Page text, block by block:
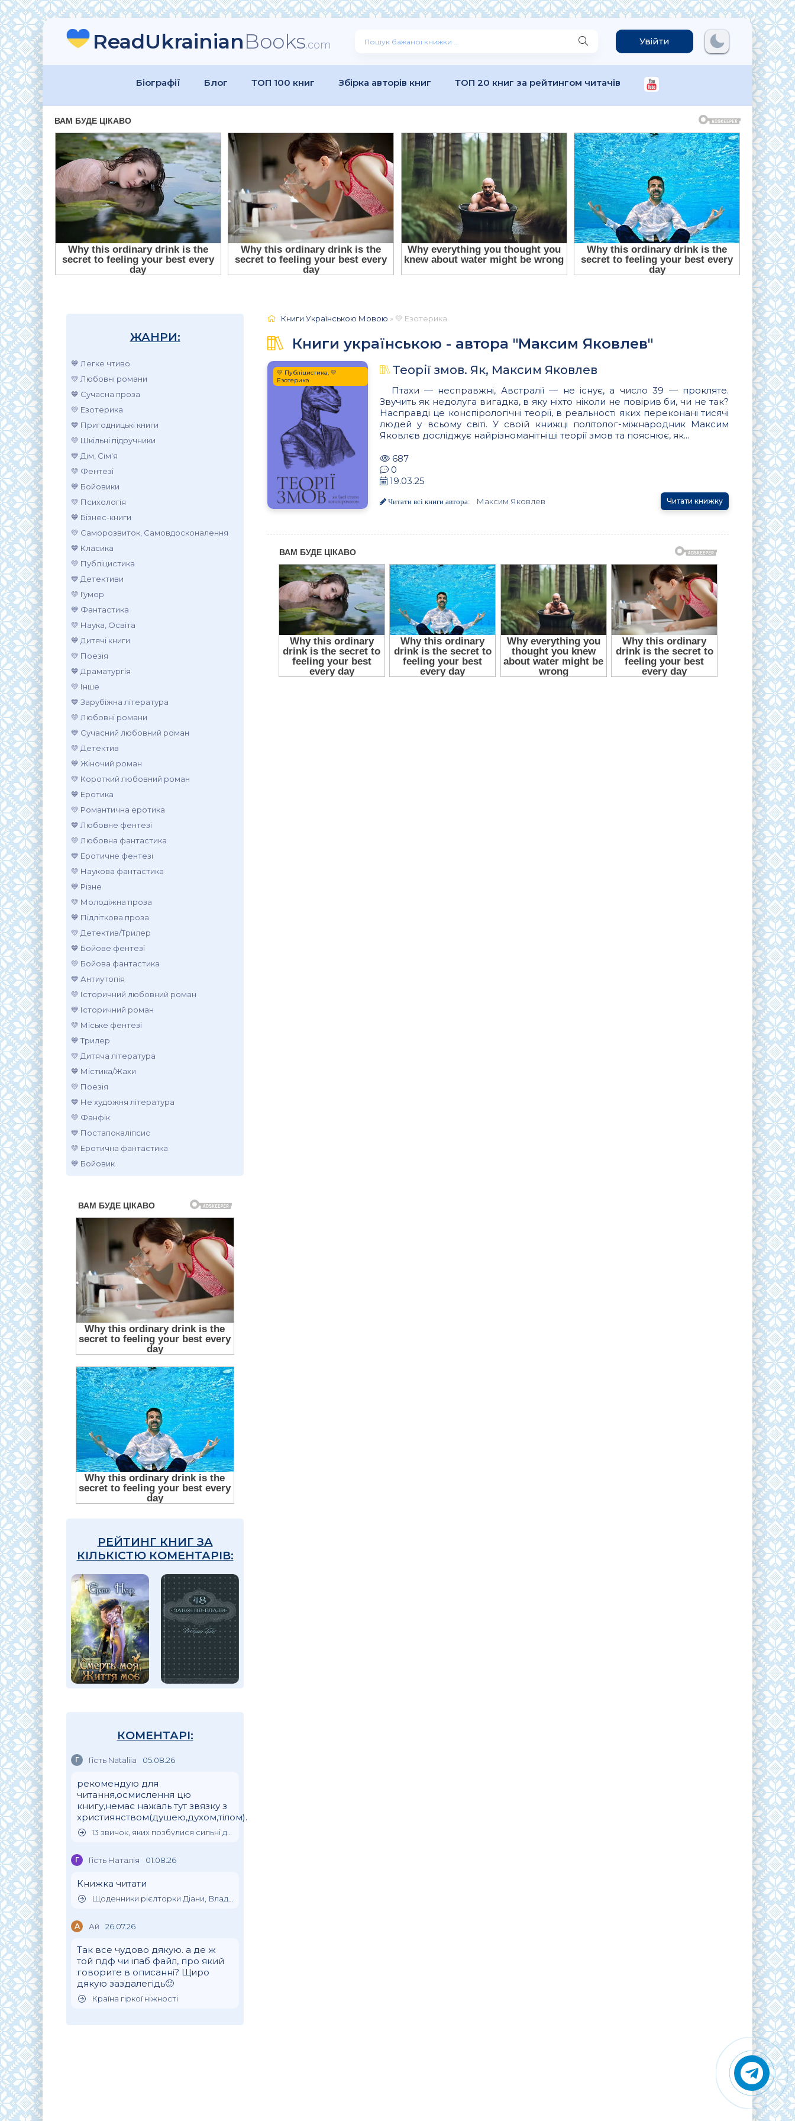
ReadUkrainianBooks.com Увійти
Біографії Блог ТОП 100 книг Збірка авторів книг ТОП 20 книг за рейтингом читачів
ЖАНРИ:
💙 Легке чтиво
💛 Любовні романи
💙 Сучасна проза
💛 Езотерика
💙 Пригодницькі книги
💛 Шкільні підручники
💙 Дім, Сім'я
💛 Фентезі
💙 Бойовики
💛 Психологія
💙 Бізнес-книги
💛 Саморозвиток, Самовдосконалення
💙 Класика
💛 Публіцистика
💙 Детективи
💛 Гумор
💙 Фантастика
💛 Наука, Освіта
💙 Дитячі книги
💛 Поезія
💙 Драматургія
💛 Інше
💙 Зарубіжна література
💛 Любовні романи
💙 Сучасний любовний роман
💛 Детектив
💙 Жіночий роман
💛 Короткий любовний роман
💙 Еротика
💛 Романтична еротика
💙 Любовне фентезі
💛 Любовна фантастика
💙 Еротичне фентезі
💛 Наукова фантастика
💙 Різне
💛 Молодіжна проза
💙 Підліткова проза
💛 Детектив/Трилер
💙 Бойове фентезі
💛 Бойова фантастика
💙 Антиутопія
💛 Історичний любовний роман
💙 Історичний роман
💛 Міське фентезі
💙 Трилер
💛 Дитяча література
💙 Містика/Жахи
💛 Поезія
💙 Не художня література
💛 Фанфік
💙 Постапокаліпсис
💛 Еротична фантастика
💙 Бойовик
РЕЙТИНГ КНИГ ЗА
КІЛЬКІСТЮ КОМЕНТАРІВ:
КОМЕНТАРІ:
Г Гість Nataliia 05.08.26
рекомендую для
читання,осмислення цю
книгу,немає нажаль тут звязку з
християнством(душею,духом,тілом).
13 звичок, яких позбулися сильні духом люди
Г Гість Наталія 01.08.26
Книжка читати
Щоденники рієлторки Діани, Влада Клімова
А Ай 26.07.26
Так все чудово дякую. а де ж
той пдф чи іпаб файл, про який
говорите в описанні? Щиро
дякую заздалегідь🙂
Країна гіркої ніжності
Книги Українською Мовою » 💛 Езотерика
Книги українською - автора "Максим Яковлев"
💛 Публіцистика, 💛
Езотерика
Теорії змов. Як, Максим Яковлев
Птахи — несправжні, Австралії — не існує, а число 39 — прокляте.
Звучить як недолуга вигадка, в яку ніхто ніколи не повірив би, чи не так?
Насправді це конспірологічні теорії, в реальності яких переконані тисячі
людей у всьому світі. У своїй книжці політолог-міжнародник Максим
Яковлєв досліджує найрізноманітніші теорії змов та пояснює, як...
687
0
19.03.25
Читати всі книги автора: Максим Яковлев Читати книжку